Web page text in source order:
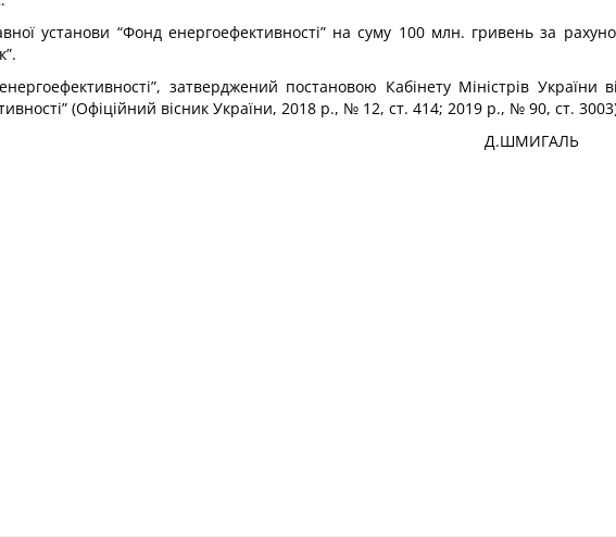
установи “Фонд енергоефективності” на суму 100 млн. гривень за
затверджений постановою Кабінету Міністрів
(Офіційний вісник України, 2018 р., № 12, ст. 414; 2019 р., № 90, ст.
Д.ШМИГАЛЬ